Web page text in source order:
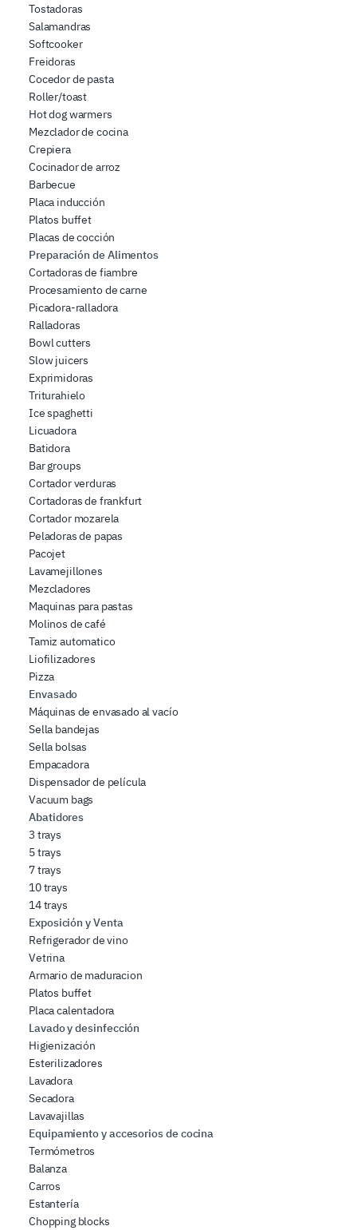
combinarle con altre informazioni che ha fornito loro o
che hanno raccolto dal suo utilizzo dei loro servizi.
Tostadoras
Salamandras
Softcooker
Freidoras
Cocedor de pasta
Roller/toast
Hot dog warmers
Mezclador de cocina
Crepiera
Cocinador de arroz
Barbecue
Placa inducción
Platos buffet
Placas de cocción
Preparación de Alimentos
Cortadoras de fiambre
Procesamiento de carne
Picadora-ralladora
Ralladoras
Bowl cutters
Slow juicers
Exprimidoras
Triturahielo
Ice spaghetti
Licuadora
Batidora
Bar groups
Cortador verduras
Cortadoras de frankfurt
Cortador mozarela
Peladoras de papas
Pacojet
Lavamejillones
Mezcladores
Maquinas para pastas
Molinos de café
Tamiz automatico
Liofilizadores
Pizza
Envasado
Máquinas de envasado al vacío
Sella bandejas
Sella bolsas
Empacadora
Dispensador de película
Vacuum bags
Abatidores
3 trays
5 trays
7 trays
10 trays
14 trays
Exposición y Venta
Refrigerador de vino
Vetrina
Armario de maduracion
Platos buffet
Placa calentadora
Lavado y desinfección
Higienización
Esterilizadores
Lavadora
Secadora
Lavavajillas
Equipamiento y accesorios de cocina
Termómetros
Balanza
Carros
Estantería
Chopping blocks